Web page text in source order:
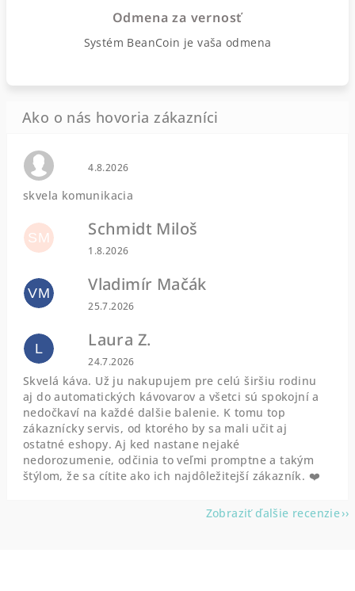
Odmena za vernosť
Systém BeanCoin je vaša odmena
Hodnotenie obchodu je 0 z 5 hviezdičiek.
4.8.2026
skvela komunikacia
SM Schmidt Miloš
Hodnotenie obchodu je 5 z 5 hviezdičiek.
1.8.2026
VM Vladimír Mačák
Hodnotenie obchodu je 5 z 5 hviezdičiek.
25.7.2026
L Laura Z.
Hodnotenie obchodu je 5 z 5 hviezdičiek.
24.7.2026
Skvelá káva. Už ju nakupujem pre celú širšiu rodinu
aj do automatických kávovarov a všetci sú spokojní a
nedočkaví na každé dalšie balenie. K tomu top
zákaznícky servis, od ktorého by sa mali učit aj
ostatné eshopy. Aj ked nastane nejaké
nedorozumenie, odčinia to veľmi promptne a takým
štýlom, že sa cítite ako ich najdôležitejší zákazník. ❤️
Zobraziť ďalšie recenzie